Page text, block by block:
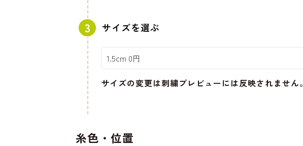
サイズを選ぶ
サイズの変更は刺繍プレビューには反映されません。
糸色・位置